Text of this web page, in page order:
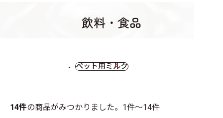
飲料・食品
ペット用ミルク
14件の商品がみつかりました。 1件～14件